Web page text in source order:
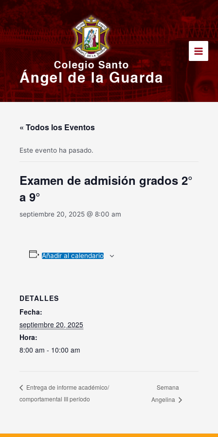
al
contenido
Main
« Todos los Eventos
Este evento ha pasado.
Examen de admisión grados 2°
a 9°
septiembre 20, 2025 @ 8:00 am
Añadir al calendario
DETALLES
Fecha:
septiembre 20, 2025
Hora:
8:00 am - 10:00 am
Entrega de informe académico/
comportamental III período
Semana
Angelina